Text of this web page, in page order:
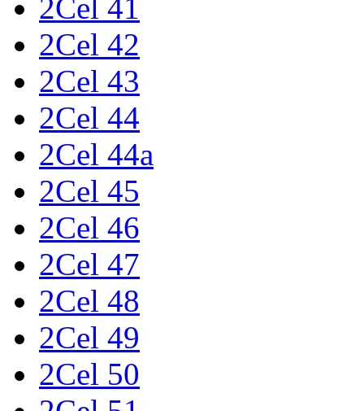
2Cel 41
2Cel 42
2Cel 43
2Cel 44
2Cel 44a
2Cel 45
2Cel 46
2Cel 47
2Cel 48
2Cel 49
2Cel 50